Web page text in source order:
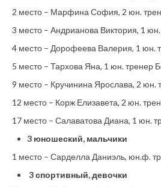
2 место – Марфина София, 2 юн.
3 место – Андрианова Виктория, 1
4 место – Дорофеева Валерия, 1 юн.
5 место – Тархова Яна, 1 юн. тренер
9 место – Кручинина Ярослава, 2 юн.
12 место – Корж Елизавета, 2 юн.
17 место – Салаватова Диана, 1 юн.
3 юношеский, мальчики
1 место – Сарделла Даниэль, юн.ф.
3 спортивный, девочки